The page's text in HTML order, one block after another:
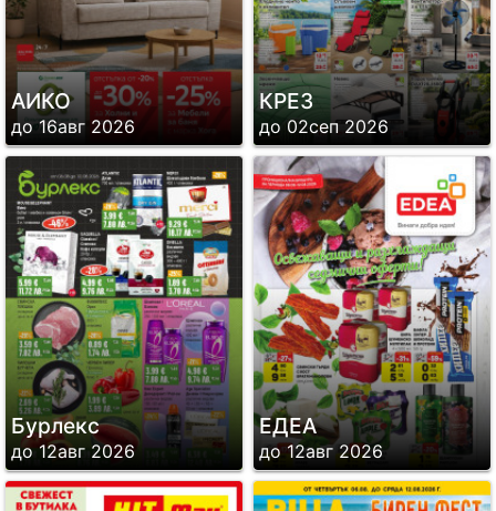
АИКО
до 16авг 2026
КРЕЗ
до 02сеп 2026
Бурлекс
до 12авг 2026
ЕДЕА
до 12авг 2026